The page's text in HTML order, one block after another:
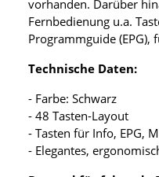
vorhanden. Darüber
Fernbedienung u.a.
Programmguide (EPG),
Technische Daten:
- Farbe: Schwarz
- 48 Tasten-Layout
- Tasten für Info, EPG,
- Elegantes,